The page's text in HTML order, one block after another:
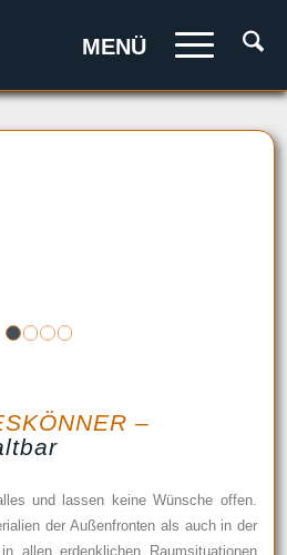
MENÜ
–
und lassen keine Wünsche offen.
der Außenfronten als auch in der
allen erdenklichen Raumsituationen